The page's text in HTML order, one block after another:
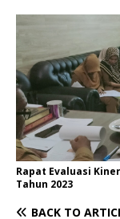
Rapat Evaluasi
Tahun 2023
BACK TO